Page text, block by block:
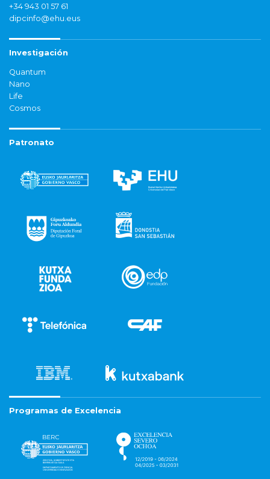
+34 943 01 57 61
dipcinfo@ehu.eus
Investigación
Quantum
Nano
Life
Cosmos
Patronato
Programas de Excelencia